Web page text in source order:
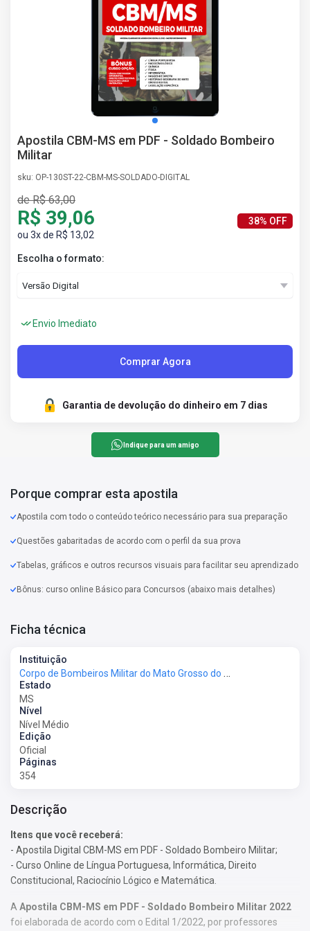
Apostila CBM-MS em PDF - Soldado Bombeiro
Militar
sku: OP-130ST-22-CBM-MS-SOLDADO-DIGITAL
de R$ 63,00
R$ 39,06
ou 3x de R$ 13,02
38% OFF
Escolha o formato:
Envio Imediato
Comprar Agora
Garantia de devolução do dinheiro em 7 dias
Indique para um amigo
Porque comprar esta apostila
Apostila com todo o conteúdo teórico necessário para sua preparação
Questões gabaritadas de acordo com o perfil da sua prova
Tabelas, gráficos e outros recursos visuais para facilitar seu aprendizado
Bônus: curso online Básico para Concursos (abaixo mais detalhes)
Ficha técnica
Instituição
Corpo de Bombeiros Militar do Mato Grosso do Sul - CBM-MS
Estado
MS
Nível
Nível Médio
Edição
Oficial
Páginas
354
Descrição
Itens que você receberá:
- Apostila Digital CBM-MS em PDF - Soldado Bombeiro Militar;
- Curso Online de Língua Portuguesa, Informática, Direito
Constitucional, Raciocínio Lógico e Matemática.
A Apostila CBM-MS em PDF - Soldado Bombeiro Militar 2022
foi elaborada de acordo com o Edital 1/2022, por professores